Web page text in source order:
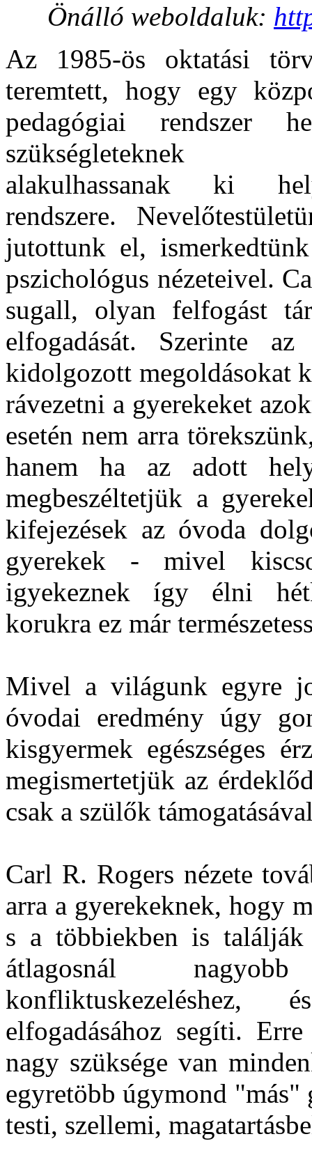
Önálló weboldaluk:
Az 1985-ös oktatási
teremtett, hogy egy
pedagógiai rendszer
szükségleteknek
alakulhassanak ki
rendszere.
jutottunk el,
pszichológus nézeteivel.
sugall, olyan felfogást
elfogadását. Szerinte
kidolgozott megoldásokat
rávezetni a gyerekeket
esetén nem arra
hanem ha az adott
megbeszéltetjük a
kifejezések az óvoda
gyerekek - mivel
igyekeznek így élni
korukra ez már
Mivel a világunk egyre
óvodai eredmény úgy
kisgyermek egészséges
megismertetjük az
csak a szülők
Carl R. Rogers nézete
arra a gyerekeknek, hogy
s a többiekben is
átlagosnál nagyobb
elfogadásához segíti.
nagy szüksége van
egyretöbb úgymond
testi, szellemi,